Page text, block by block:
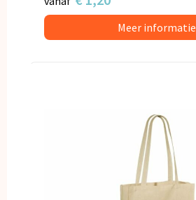
Meer informatie